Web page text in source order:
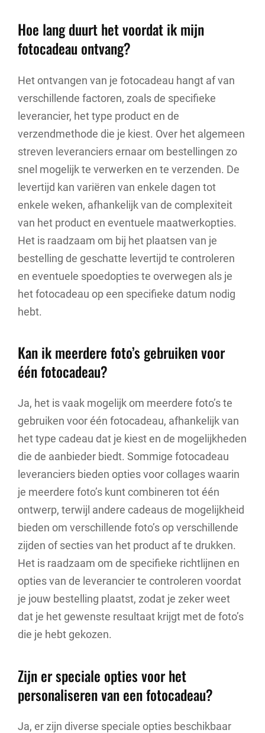
Hoe lang duurt het voordat ik mijn
fotocadeau ontvang?
Het ontvangen van je fotocadeau hangt af van
verschillende factoren, zoals de specifieke
leverancier, het type product en de
verzendmethode die je kiest. Over het algemeen
streven leveranciers ernaar om bestellingen zo
snel mogelijk te verwerken en te verzenden. De
levertijd kan variëren van enkele dagen tot
enkele weken, afhankelijk van de complexiteit
van het product en eventuele maatwerkopties.
Het is raadzaam om bij het plaatsen van je
bestelling de geschatte levertijd te controleren
en eventuele spoedopties te overwegen als je
het fotocadeau op een specifieke datum nodig
hebt.
Kan ik meerdere foto’s gebruiken voor
één fotocadeau?
Ja, het is vaak mogelijk om meerdere foto’s te
gebruiken voor één fotocadeau, afhankelijk van
het type cadeau dat je kiest en de mogelijkheden
die de aanbieder biedt. Sommige fotocadeau
leveranciers bieden opties voor collages waarin
je meerdere foto’s kunt combineren tot één
ontwerp, terwijl andere cadeaus de mogelijkheid
bieden om verschillende foto’s op verschillende
zijden of secties van het product af te drukken.
Het is raadzaam om de specifieke richtlijnen en
opties van de leverancier te controleren voordat
je jouw bestelling plaatst, zodat je zeker weet
dat je het gewenste resultaat krijgt met de foto’s
die je hebt gekozen.
Zijn er speciale opties voor het
personaliseren van een fotocadeau?
Ja, er zijn diverse speciale opties beschikbaar